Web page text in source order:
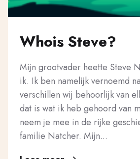
Whois Steve?
Mijn grootvader heette Steve
ik. Ik ben namelijk vernoemd
verschillen wij behoorlijk van
dat is wat ik heb gehoord van
neem je mee in de rijke
familie Natcher. Mijn...